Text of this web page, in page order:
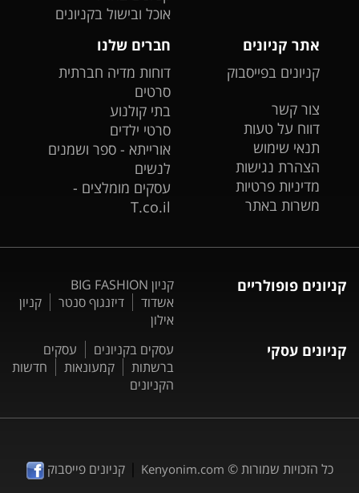
אוכל ובישול בקניונים
אתר קניונים
קניונים בפייסבוק
צור קשר
דווח על טעות
תנאי שימוש
הצהרת נגישות
מדיניות פרטיות
משרות באתר
חברים שלנו
דוחות מדיה חברתית
סרטים
בתי קולנוע
סרטי ילדים
אורייתא - ספר ושמנים
לנשים
עסקים מומלצים -
T.co.il
קניונים פופולריים
קניון BIG FASHION
אשדוד
דיזנגוף סנטר
קניון
אילון
קניונים עסקי עסקים בקניונים
עסקים
ברשתות
קמעונאות
חדשות
הקניונים
כל הזכויות שמורות © Kenyonim.com
|קניונים פייסבוק